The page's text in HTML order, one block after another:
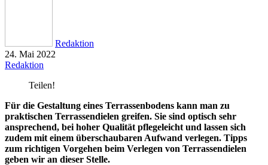
Redaktion
24. Mai 2022
Redaktion
Teilen!
Für die Gestaltung eines Terrassenbodens kann man zu
praktischen Terrassendielen greifen. Sie sind optisch sehr
ansprechend, bei hoher Qualität pflegeleicht und lassen sich
zudem mit einem überschaubaren Aufwand verlegen. Tipps
zum richtigen Vorgehen beim Verlegen von Terrassendielen
geben wir an dieser Stelle.